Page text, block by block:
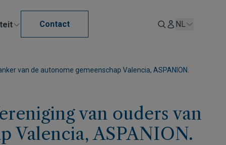
Contact NL
van de autonome gemeenschap Valencia, ASPANION.
van ouders van
Valencia, ASPANION.